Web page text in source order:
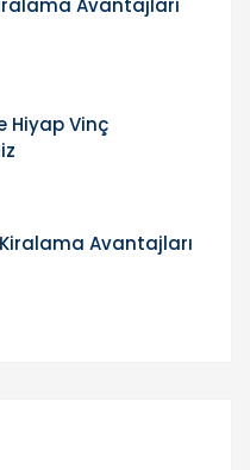
Avantajları
Hiyap Vinç
Avantajları